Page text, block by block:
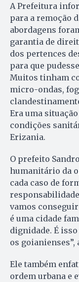
A Prefeitura
para a remoção
abordagens
garantia de
dos pertences
para que
Muitos tinham
micro-ondas,
Era uma
condições
Erizania.
O prefeito
humanitário da
cada caso de
vamos
é uma cidade
dignidade. É
os goianienses”,
Ele também
ordem urbana e